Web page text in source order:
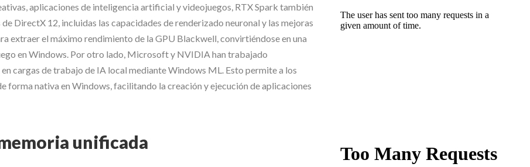
aplicaciones de inteligencia artificial y videojuegos, RTX Spark también
DirectX 12, incluidas las capacidades de renderizado neuronal y las mejoras
extraer el máximo rendimiento de la GPU Blackwell, convirtiéndose en una
en Windows. Por otro lado, Microsoft y NVIDIA han trabajado
cargas de trabajo de IA local mediante Windows ML. Esto permite a los
nativa en Windows, facilitando la creación y ejecución de aplicaciones
unificada